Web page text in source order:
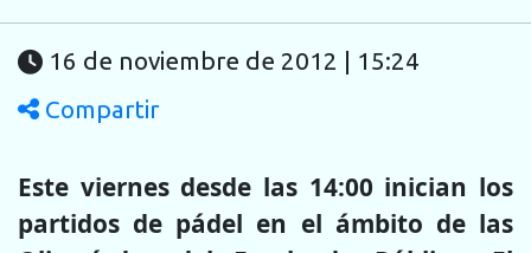
16 de noviembre de 2012 | 15:24
Compartir
Este viernes desde las 14:00 inician los
partidos de pádel en el ámbito de las